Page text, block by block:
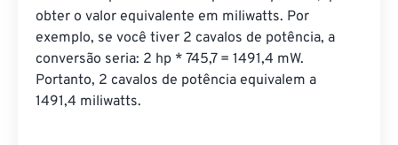
obter o valor equivalente em miliwatts. Por
exemplo, se você tiver 2 cavalos de potência, a
conversão seria: 2 hp * 745,7 = 1491,4 mW.
Portanto, 2 cavalos de potência equivalem a
1491,4 miliwatts.